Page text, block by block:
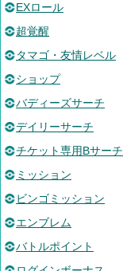
EXロール
超覚醒
タマゴ・友情レベル
ショップ
バディーズサーチ
デイリーサーチ
チケット専用Bサーチ
ミッション
ビンゴミッション
エンブレム
バトルポイント